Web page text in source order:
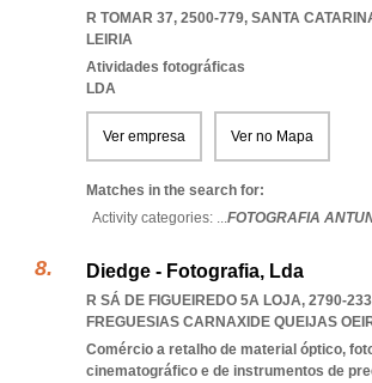
R TOMAR 37, 2500-779, SANTA
LEIRIA
Atividades fotográficas
LDA
Ver empresa Ver no Mapa
Matches in the search for:
Activity categories: ...FOTOGRAFIA
Diedge - Fotografia, Lda
R SÁ DE FIGUEIREDO 5A LOJA, 2790-233
FREGUESIAS CARNAXIDE QUEIJAS
Comércio a retalho de material óptico,
cinematográfico e de instrumentos de